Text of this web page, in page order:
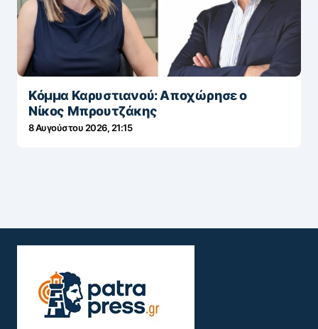
Κόμμα Καρυστιανού: Αποχώρησε ο
Νίκος Μπρουτζάκης
8 Αυγούστου 2026, 21:15